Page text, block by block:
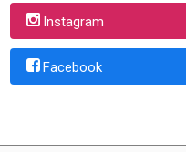
Instagram
Facebook